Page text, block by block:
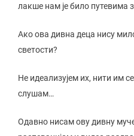
лакше нам је било
Ако ова дивна деца нису
светости?
Не идеализујем их, нити им
слушам…
Одавно нисам ову дивну